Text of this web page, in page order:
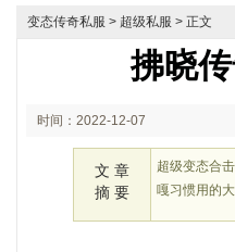
变态传奇私服 > 超级私服 > 正文
拂晓
时间：2022-12-07
文 章
摘 要
超级变态合
嘎习惯用的